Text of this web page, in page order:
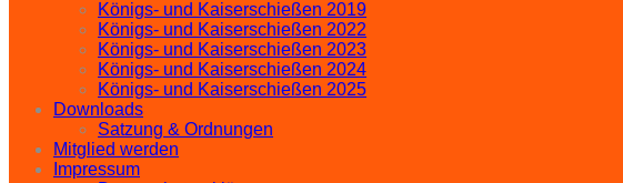
Königs- und Kaiserschießen 2019
Königs- und Kaiserschießen 2022
Königs- und Kaiserschießen 2023
Königs- und Kaiserschießen 2024
Königs- und Kaiserschießen 2025
Downloads
Satzung & Ordnungen
Mitglied werden
Impressum